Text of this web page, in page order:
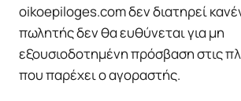
oikoepiloges.com δεν διατηρεί
πωλητής δεν θα ευθύνεται για μη
εξουσιοδοτημένη πρόσβαση στις
που παρέχει ο αγοραστής.